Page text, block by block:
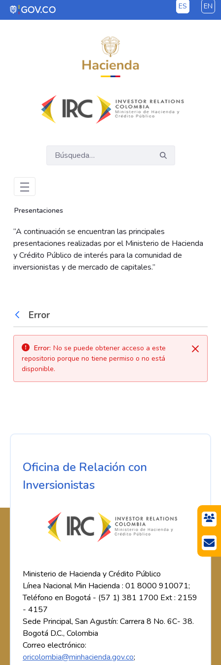
Saltar al contenido principal ES EN
Presentaciones
“A continuación se encuentran las principales
presentaciones realizadas por el Ministerio de Hacienda
y Crédito Público de interés para la comunidad de
inversionistas y de mercado de capitales.”
Atrás
Error
Cerrar
Error: No se puede obtener acceso a este
repositorio porque no tiene permiso o no está
disponible.
Oficina de Relación con
Inversionistas
Ministerio de Hacienda y Crédito Público
Línea Nacional Min Hacienda : 01 8000 910071;
Teléfono en Bogotá - (57 1) 381 1700 Ext : 2159
- 4157
Sede Principal, San Agustín: Carrera 8 No. 6C- 38.
Bogotá D.C., Colombia
Correo electrónico:
oricolombia@minhacienda.gov.co;